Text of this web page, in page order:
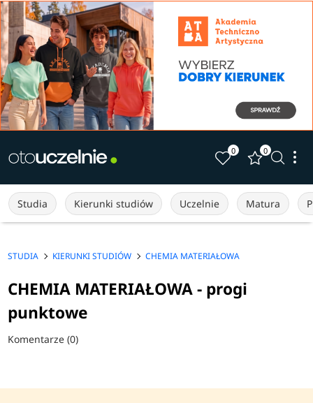
0 0
Studia Kierunki studiów Uczelnie Matura
STUDIA KIERUNKI STUDIÓW CHEMIA MATERIAŁOWA
CHEMIA MATERIAŁOWA - progi
punktowe
Komentarze (0)